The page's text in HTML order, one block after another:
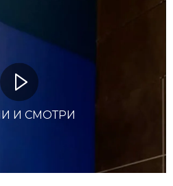
И СМОТРИ